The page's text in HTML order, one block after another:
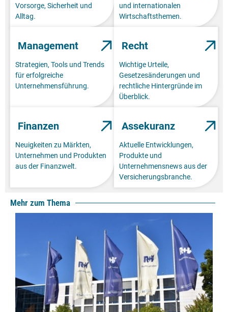
Vorsorge, Sicherheit und
Alltag.
und internationalen
Wirtschaftsthemen.
Management
Strategien, Tools und Trends
für erfolgreiche
Unternehmensführung.
Recht
Wichtige Urteile,
Gesetzesänderungen und
rechtliche Hintergründe im
Überblick.
Finanzen
Neuigkeiten zu Märkten,
Unternehmen und Produkten
aus der Finanzwelt.
Assekuranz
Aktuelle Entwicklungen,
Produkte und
Unternehmensnews aus der
Versicherungsbranche.
Mehr zum Thema